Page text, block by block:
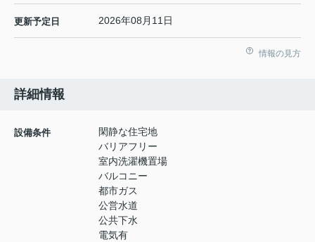
更新予定日 2026年08月11日
情報の見方
詳細情報
設備条件
閑静な住宅地
バリアフリー
室内洗濯機置場
バルコニー
都市ガス
公営水道
公共下水
電気有